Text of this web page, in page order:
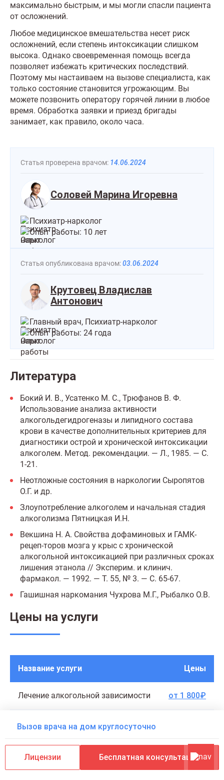
максимально быстрым, и мы могли спасли пациента
от осложнений.
Любое медицинское вмешательства несет риск
осложнений, если степень интоксикации слишком
высока. Однако своевременная помощь всегда
позволяет избежать критических последствий.
Поэтому мы настаиваем на вызове специалиста, как
только состояние становится угрожающим. Вы
можете позвонить оператору горячей линии в любое
время. Обработка заявки и приезд бригады
занимает, как правило, около часа.
Статья проверена врачом: 14.06.2024
Соловей Марина Игоревна
Психиатр-нарколог
Опыт работы: 10 лет
Статья опубликована врачом:03.06.2024
Крутовец Владислав
Антонович
Главный врач, Психиатр-нарколог
Опыт работы: 24 года
Литература
Бокий И. В., Усатенко М. С., Трюфанов В. Ф.
Использование анализа активности
алкогольдегидрогеназы и липидного состава
крови в качестве дополнительных критериев для
диагностики острой и хронической интоксикации
алкоголем. Метод. рекомендации. — Л., 1985. — С.
1-21.
Неотложные состояния в наркологии Сыропятов
О.Г. и др.
Злоупотребление алкоголем и начальная стадия
алкоголизма Пятницкая И.Н.
Векшина Н. А. Свойства дофаминовых и ГАМК-
рецеп-торов мозга у крыс с хронической
алкогольной интоксикацией при различных сроках
лишения этанола // Эксперим. и клинич.
фармакол. — 1992. — Т. 55, № 3. — С. 65-67.
Гашишная наркомания Чухрова М.Г., Рыбалко О.В.
Цены на услуги
Название услуги Цены
Лечение алкогольной зависимости от 1 800₽
Вывод из запоя
Вызов врача на дом круглосуточно
Лицензии Бесплатная консультация